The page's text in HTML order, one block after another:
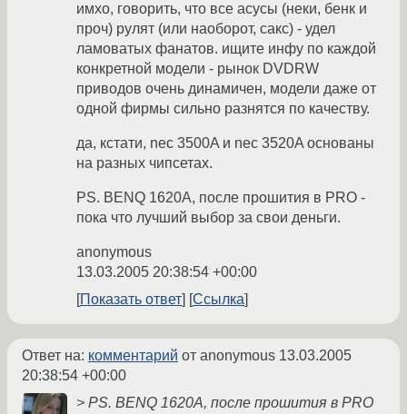
имхо, говорить, что все асусы (неки, бенк и
проч) рулят (или наоборот, сакс) - удел
ламоватых фанатов. ищите инфу по каждой
конкретной модели - рынок DVDRW
приводов очень динамичен, модели даже от
одной фирмы сильно разнятся по качеству.
да, кстати, nec 3500A и nec 3520A основаны
на разных чипсетах.
PS. BENQ 1620A, после прошития в PRO -
пока что лучший выбор за свои деньги.
anonymous
13.03.2005 20:38:54 +00:00
Показать ответ
Ссылка
Ответ на: комментарий от anonymous 13.03.2005
20:38:54 +00:00
> PS. BENQ 1620A, после прошития в PRO